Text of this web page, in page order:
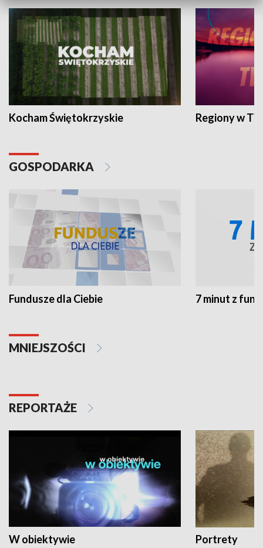
Kocham Świętokrzyskie Regiony w
GOSPODARKA
Fundusze dla Ciebie 7 minut z
MNIEJSZOŚCI
REPORTAŻE
W obiektywie Portrety